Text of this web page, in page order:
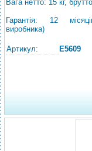
Вага нетто: 15 кг,
Гарантія: 12
виробника)
Артикул: E5609